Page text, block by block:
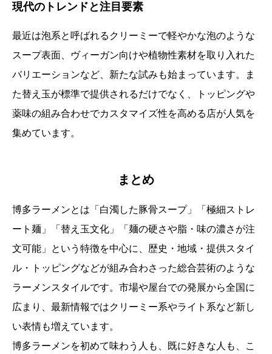
現代のトレンドと注目要素
最近は泡系と呼ばれるクリーミーで軽やかな泡のような
スープ表面、ヴィーガン向けや植物性素材を取り入れた
バリエーションなど、新たな試みも始まっています。ま
た替え玉が標準で提供されるだけでなく、トッピングや
薬味の組み合わせでカスタマイズ性を高める店が人気を
集めています。
まとめ
博多ラーメンとは「白濁した豚骨スープ」「極細ストレ
ート麺」「替え玉文化」「麺の硬さや脂・味の濃さが注
文可能」という特徴を中心に、歴史・地域・提供スタイ
ル・トッピングなどが組み合わさった総合芸術のような
ラーメンスタイルです。市場や屋台での発展から全国に
広まり、最新情報ではクリーミー系やライト系など新し
い表情も増えています。
博多ラーメンを初めて味わう人も、既に好きな人も、こ